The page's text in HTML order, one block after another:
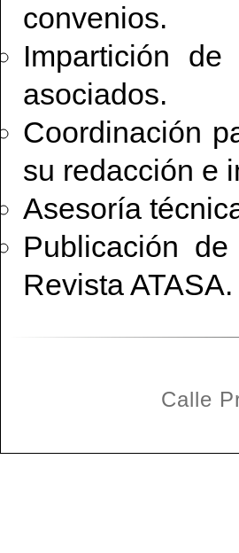
convenios.
Impartición
asociados.
Coordinación
su redacción e
Asesoría
Publicación
Revista ATASA.
Calle